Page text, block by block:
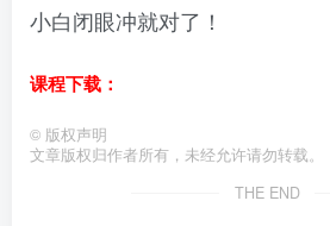
小白闭眼冲就对了！
课程下载：
© 版权声明
文章版权归作者所有，未经允许请勿转载。
THE END